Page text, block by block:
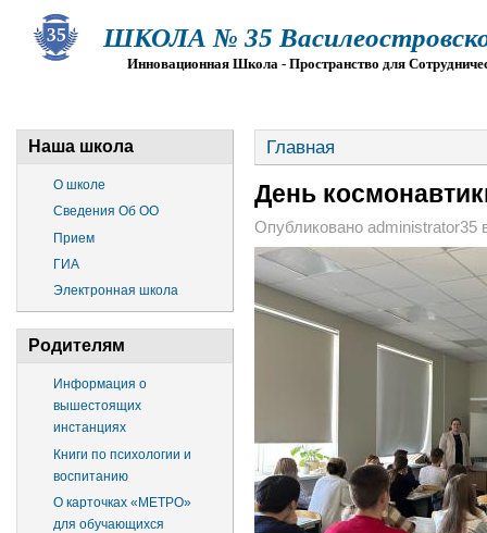
ШКОЛА № 35
Инновационная Школа - Пространство для
Наша школа
О школе
Сведения Об ОО
Прием
ГИА
Электронная школа
Родителям
Информация о
вышестоящих
инстанциях
Книги по психологии и
воспитанию
О карточках «МЕТРО»
для обучающихся
Главная
День
Опубликовано administrator35